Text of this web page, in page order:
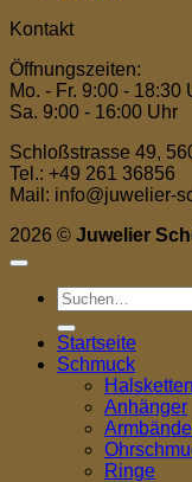
Kontakt
Öffnungszeiten:
Mo. - Fr. 9:00 - 18:30
Sa. 9:00 - 16:00 Uhr
Schloßstrasse 49,
Tel.: +49 261 36856
Mail: info@juwelier-
2026 © Juwelier
Suchen
nach:
Startseite
Schmuck
Halsketten
Anhänger
Ringe